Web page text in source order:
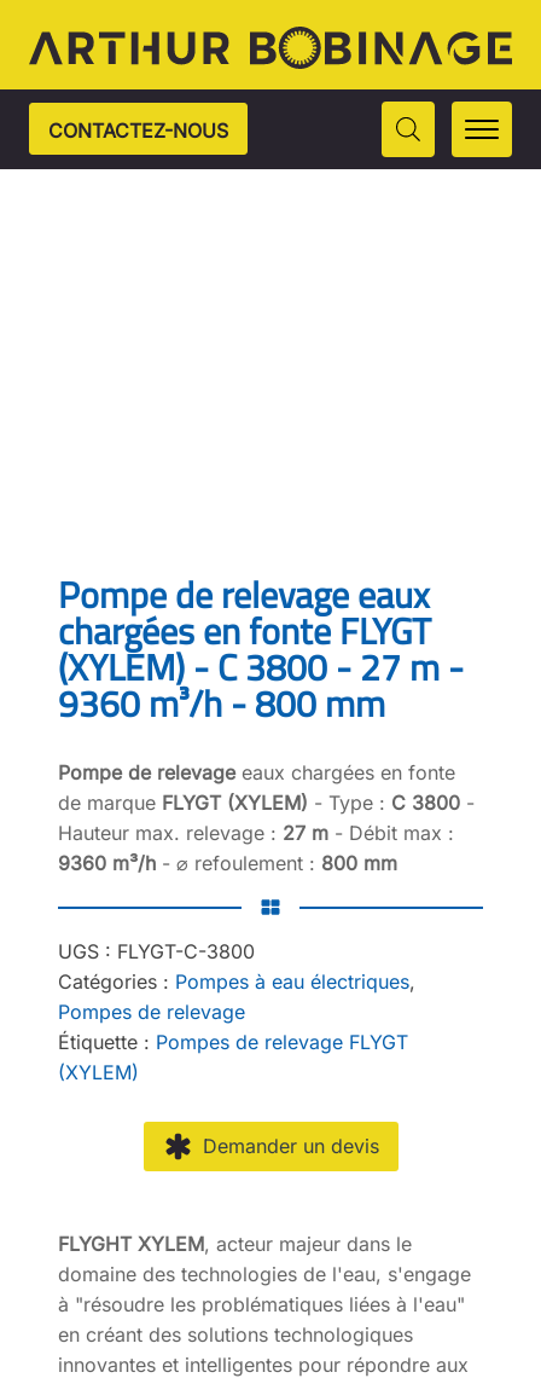
CONTACTEZ-NOUS
Pompe de relevage eaux
chargées en fonte FLYGT
(XYLEM) - C 3800 - 27 m -
9360 m³/h - 800 mm
Pompe de relevageeaux chargées en fonte
de marque FLYGT (XYLEM) - Type : C 3800 -
Hauteur max. relevage : 27 m - Débit max :
9360 m³/h - ⌀ refoulement : 800 mm
UGS : FLYGT-C-3800
Catégories : Pompes à eau électriques,
Pompes de relevage
Étiquette : Pompes de relevage FLYGT
(XYLEM)
Demander un devis
FLYGHT XYLEM, acteur majeur dans le
domaine des technologies de l'eau, s'engage
à "résoudre les problématiques liées à l'eau"
en créant des solutions technologiques
innovantes et intelligentes pour répondre aux